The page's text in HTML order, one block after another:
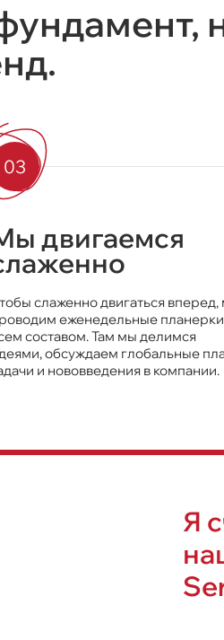
двигаемся
слаженно двигаться вперед,
еженедельные планерки
составом. Там мы делимся
обсуждаем глобальные
и нововведения в компании.
Я